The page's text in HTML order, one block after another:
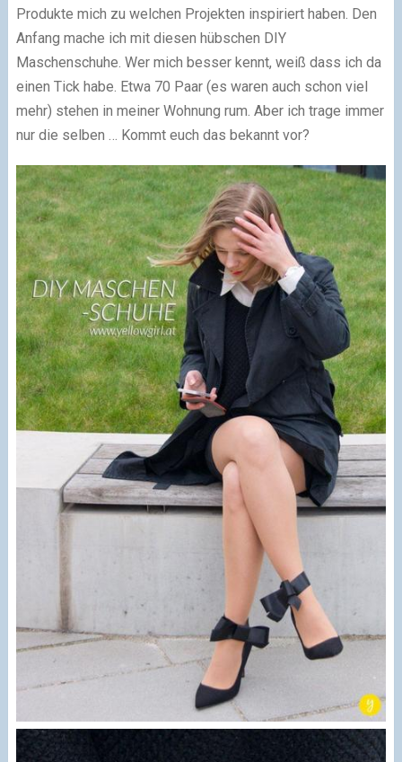
Produkte mich zu welchen Projekten inspiriert haben. Den
Anfang mache ich mit diesen hübschen DIY
Maschenschuhe. Wer mich besser kennt, weiß dass ich da
einen Tick habe. Etwa 70 Paar (es waren auch schon viel
mehr) stehen in meiner Wohnung rum. Aber ich trage immer
nur die selben … Kommt euch das bekannt vor?